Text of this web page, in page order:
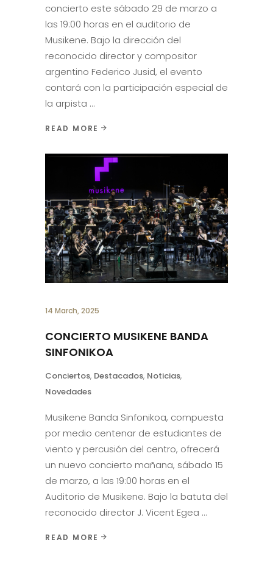
concierto este sábado 29 de marzo a
las 19:00 horas en el auditorio de
Musikene. Bajo la dirección del
reconocido director y compositor
argentino Federico Jusid, el evento
contará con la participación especial de
la arpista
READ MORE
14 March, 2025
CONCIERTO MUSIKENE BANDA
SINFONIKOA
Conciertos, Destacados, Noticias,
Novedades
Musikene Banda Sinfonikoa, compuesta
por medio centenar de estudiantes de
viento y percusión del centro, ofrecerá
un nuevo concierto mañana, sábado 15
de marzo, a las 19:00 horas en el
Auditorio de Musikene. Bajo la batuta del
reconocido director J. Vicent Egea
READ MORE